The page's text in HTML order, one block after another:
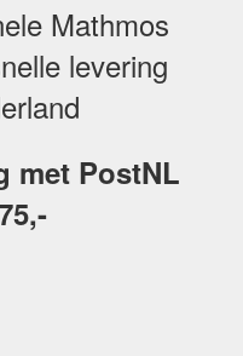
Mathmos
levering
met PostNL